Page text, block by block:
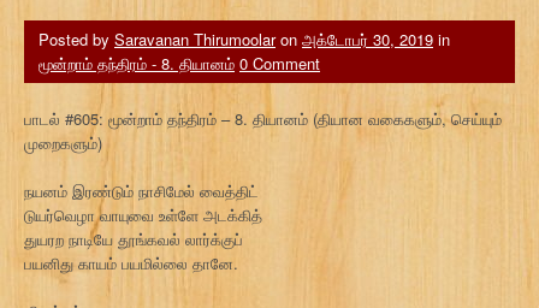
Posted by Saravanan Thirumoolaron அக்டோபர் 30, 2019 in
மூன்றாம் தந்திரம் - 8. தியானம் 0 Comment
பாடல் #605: மூன்றாம் தந்திரம் – 8. தியானம் (தியான வகைகளும், செய்யும்
முறைகளும்)
நயனம் இரண்டும் நாசிமேல் வைத்திட்
டுயர்வெழா வாயுவை உள்ளே அடக்கித்
துயரற நாடியே தூங்கவல் லார்க்குப்
பயனிது காயம் பயமில்லை தானே.